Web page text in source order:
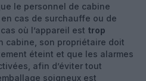
le personnel de cabine
en cas de surchauffe ou de
où l’appareil est trop
cabine, son propriétaire doit
éteint et que les alarmes
afin d’éviter tout
soigneux est